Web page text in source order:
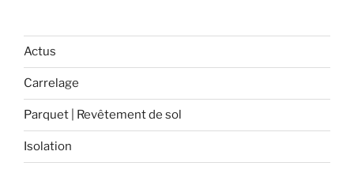
natte
pour
vos
et
Actus
Carrelage
Parquet | Revêtement de sol
Isolation